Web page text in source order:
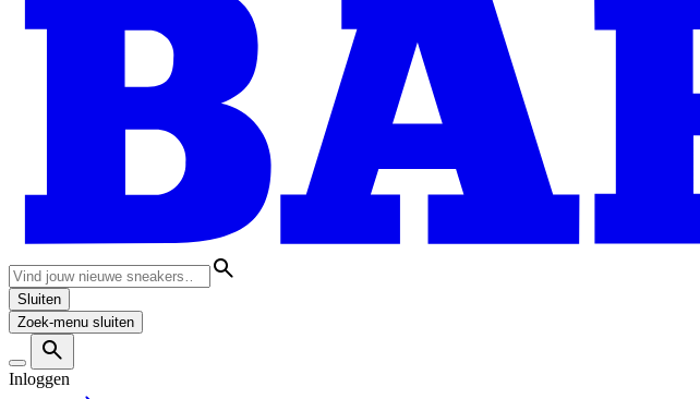
Sluiten
Zoek-menu sluiten
Inloggen